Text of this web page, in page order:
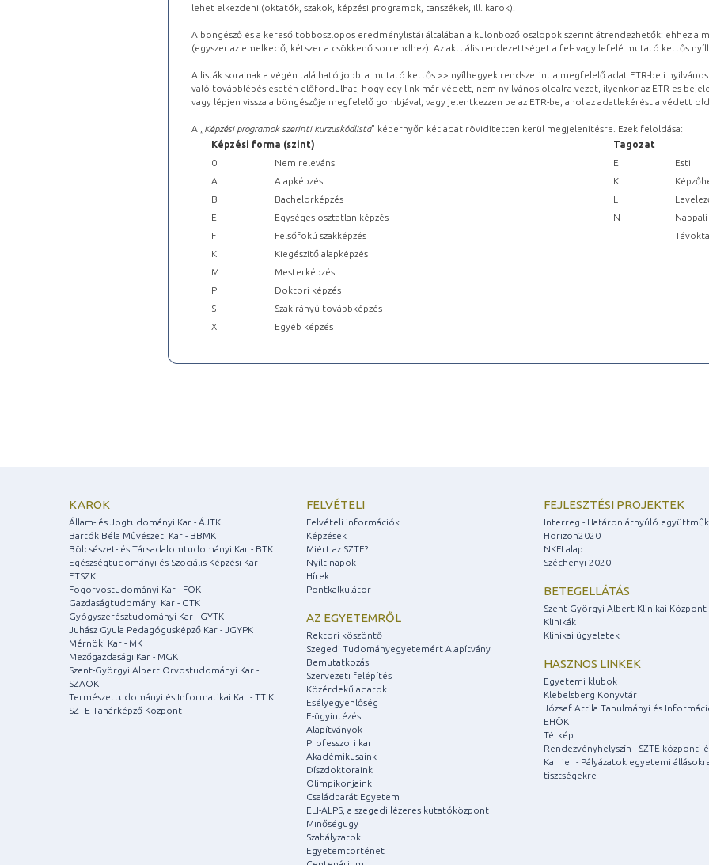
lehet elkezdeni (oktatók, szakok, képzési programok, tanszékek, ill. karok).
A böngésző és a kereső többoszlopos eredménylistái általában a különböző oszlopok szerint átrendezhetők: ehhez a
(egyszer az emelkedő, kétszer a csökkenő sorrendhez). Az aktuális rendezettséget a fel- vagy lefelé mutató kettős
A listák sorainak a végén található jobbra mutató kettős >> nyílhegyek rendszerint a megfelelő adat ETR-beli
való továbblépés esetén előfordulhat, hogy egy link már védett, nem nyilvános oldalra vezet, ilyenkor az ETR-es
vagy lépjen vissza a böngészője megfelelő gombjával, vagy jelentkezzen be az ETR-be, ahol az adatlekérést a védett
A „ Képzési programok szerinti kurzuskódlista” képernyőn két adat rövidítetten kerül megjelenítésre. Ezek feloldása:
Képzési forma (szint)
Tagozat
0
Nem releváns E
Esti
A
Alapképzés K
B
Bachelorképzés L
E
Egységes osztatlan képzés N
Nappali
F
Felsőfokú szakképzés T
K
Kiegészítő alapképzés
M
Mesterképzés
P
Doktori képzés
S
Szakirányú továbbképzés
X
Egyéb képzés
KAROK
Állam- és Jogtudományi Kar - ÁJTK
Bartók Béla Művészeti Kar - BBMK
Bölcsészet- és Társadalomtudományi Kar - BTK
Egészségtudományi és Szociális Képzési Kar -
ETSZK
Fogorvostudományi Kar - FOK
Gazdaságtudományi Kar - GTK
Gyógyszerésztudományi Kar - GYTK
Juhász Gyula Pedagógusképző Kar - JGYPK
Mérnöki Kar - MK
Mezőgazdasági Kar - MGK
Szent-Györgyi Albert Orvostudományi Kar -
SZAOK
Természettudományi és Informatikai Kar - TTIK
SZTE Tanárképző Központ
FELVÉTELI
Felvételi információk
Képzések
Miért az SZTE?
Nyílt napok
Hírek
Pontkalkulátor
AZ EGYETEMRŐL
Rektori köszöntő
Szegedi Tudományegyetemért Alapítvány
Bemutatkozás
Szervezeti felépítés
Közérdekű adatok
Esélyegyenlőség
E-ügyintézés
Alapítványok
Professzori kar
Akadémikusaink
Díszdoktoraink
Olimpikonjaink
Családbarát Egyetem
ELI-ALPS, a szegedi lézeres kutatóközpont
Minőségügy
Szabályzatok
Egyetemtörténet
FEJLESZTÉSI PROJEKTEK
Interreg - Határon átnyúló
Horizon2020
NKFI alap
Széchenyi 2020
BETEGELLÁTÁS
Szent-Györgyi Albert Klinikai Központ
Klinikák
Klinikai ügyeletek
HASZNOS LINKEK
Egyetemi klubok
Klebelsberg Könyvtár
József Attila Tanulmányi és
EHÖK
Térkép
Rendezvényhelyszín - SZTE központi
Karrier - Pályázatok egyetemi
tisztségekre